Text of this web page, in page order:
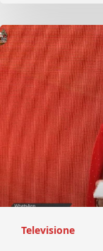
Televisione